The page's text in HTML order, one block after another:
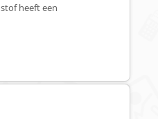
heeft een